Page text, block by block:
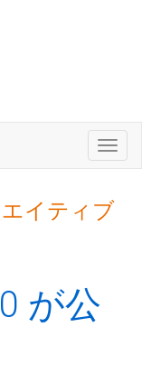
イティブ
が公